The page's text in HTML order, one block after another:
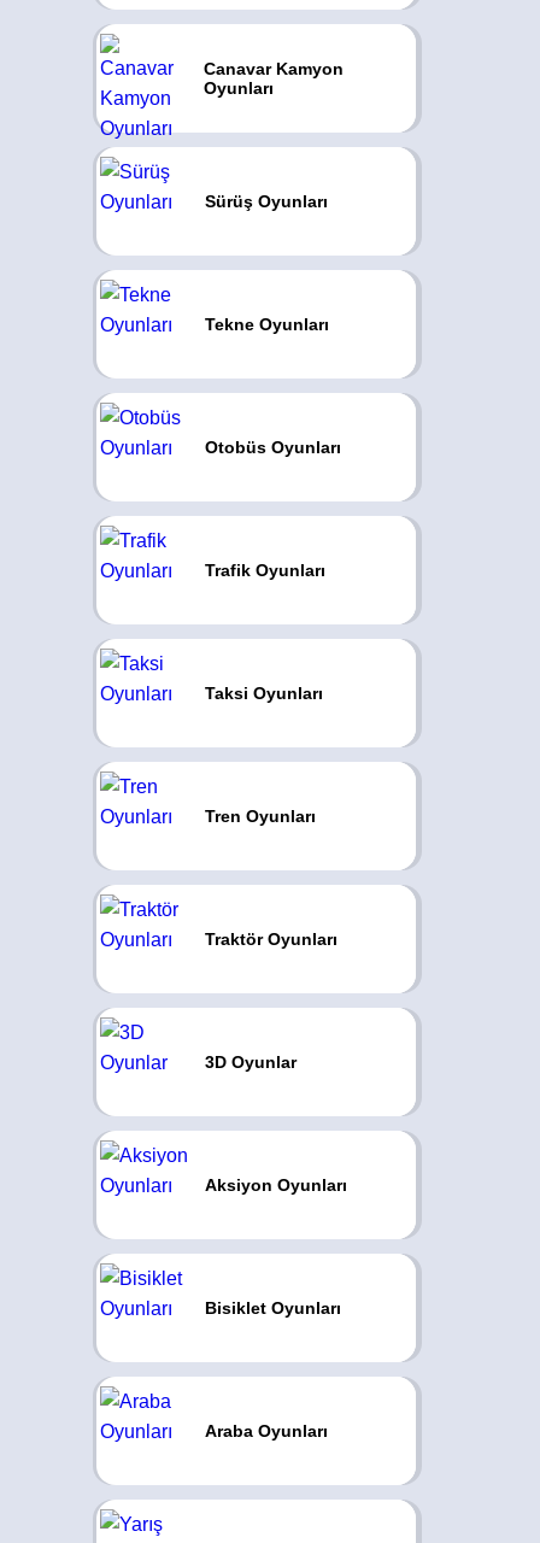
Canavar Kamyon
Oyunları
Sürüş Oyunları
Tekne Oyunları
Otobüs Oyunları
Trafik Oyunları
Taksi Oyunları
Tren Oyunları
Traktör Oyunları
3D Oyunlar
Aksiyon Oyunları
Bisiklet Oyunları
Araba Oyunları